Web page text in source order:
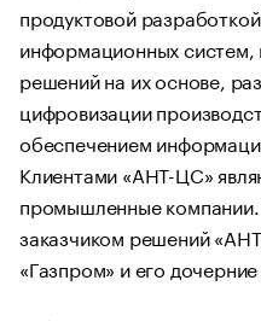
продуктовой
информационных систем,
решений на их основе,
цифровизации
обеспечением
Клиентами «АНТ-ЦС»
промышленные
заказчиком решений
«Газпром» и его